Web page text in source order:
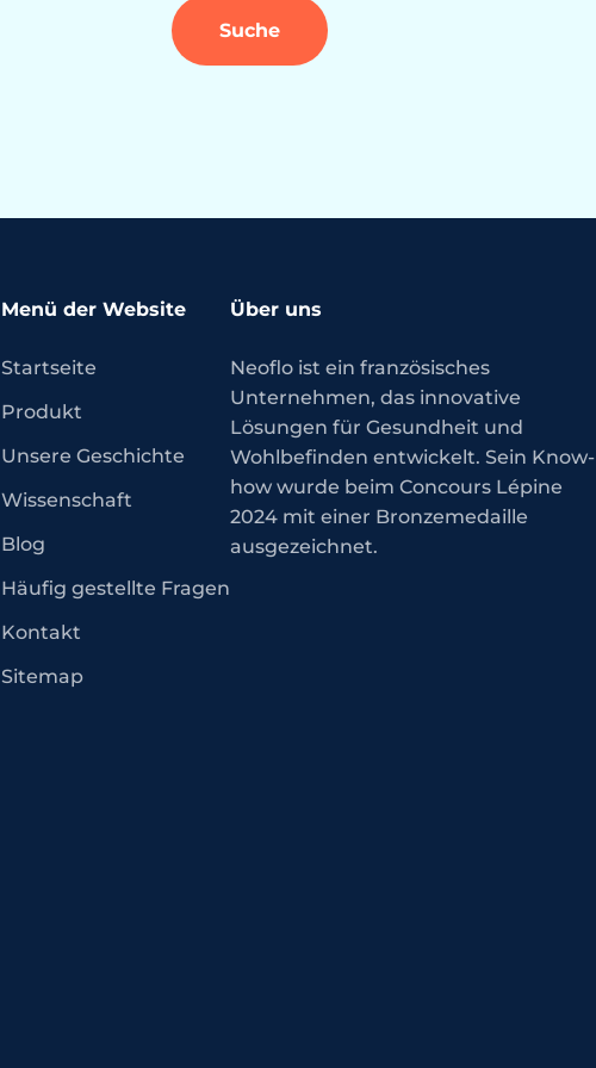
Suche
Menü der Website
Startseite
Produkt
Unsere Geschichte
Wissenschaft
Blog
Häufig gestellte Fragen
Kontakt
Sitemap
Über uns
Neoflo ist ein französisches
Unternehmen, das innovative
Lösungen für Gesundheit und
Wohlbefinden entwickelt. Sein Know-
how wurde beim Concours Lépine
2024 mit einer Bronzemedaille
ausgezeichnet.